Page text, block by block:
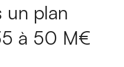
un plan
à 50 M€